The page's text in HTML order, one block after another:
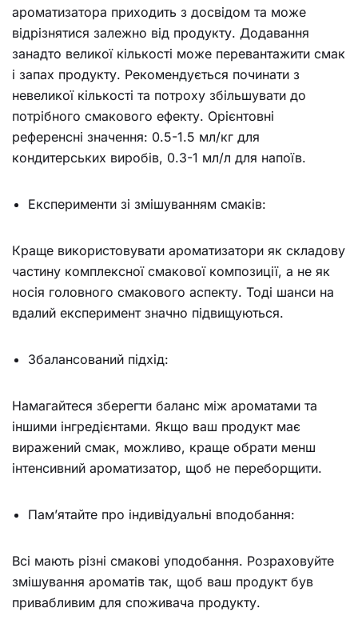
ароматизатора приходить з досвідом та може
відрізнятися залежно від продукту. Додавання
занадто великої кількості може перевантажити смак
і запах продукту. Рекомендується починати з
невеликої кількості та потроху збільшувати до
потрібного смакового ефекту. Орієнтовні
референсні значення: 0.5-1.5 мл/кг для
кондитерських виробів, 0.3-1 мл/л для напоїв.
Експерименти зі змішуванням смаків:
Краще використовувати ароматизатори як складову
частину комплексної смакової композиції, а не як
носія головного смакового аспекту. Тоді шанси на
вдалий експеримент значно підвищуються.
Збалансований підхід:
Намагайтеся зберегти баланс між ароматами та
іншими інгредієнтами. Якщо ваш продукт має
виражений смак, можливо, краще обрати менш
інтенсивний ароматизатор, щоб не переборщити.
Пам’ятайте про індивідуальні вподобання:
Всі мають різні смакові уподобання. Розраховуйте
змішування ароматів так, щоб ваш продукт був
привабливим для споживача продукту.